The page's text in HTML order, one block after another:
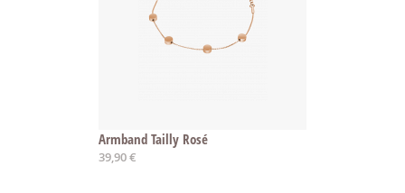
Armband Tailly Rosé
39,90 €